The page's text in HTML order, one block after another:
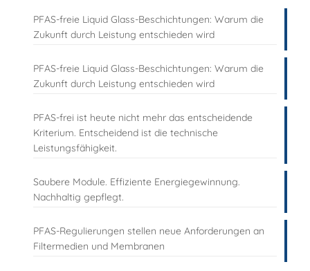
PFAS-freie Liquid Glass-Beschichtungen: Warum die
Zukunft durch Leistung entschieden wird
PFAS-freie Liquid Glass-Beschichtungen: Warum die
Zukunft durch Leistung entschieden wird
PFAS-frei ist heute nicht mehr das entscheidende
Kriterium. Entscheidend ist die technische
Leistungsfähigkeit.
Saubere Module. Effiziente Energiegewinnung.
Nachhaltig gepflegt.
PFAS-Regulierungen stellen neue Anforderungen an
Filtermedien und Membranen